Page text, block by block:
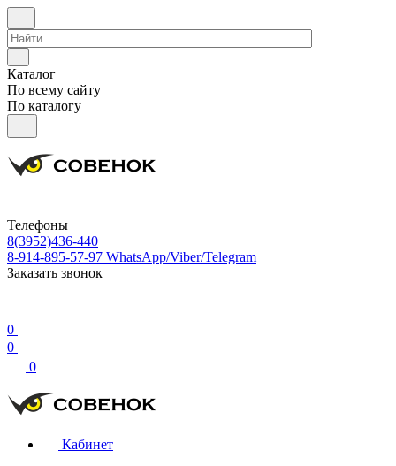
Каталог
По всему сайту
По каталогу
Телефоны
8(3952)436-440
8-914-895-57-97 WhatsApp/Viber/Telegram
Заказать звонок
0
0
0
Кабинет